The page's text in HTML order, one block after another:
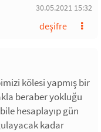
30.05.2021 15:32
deşifre
kölesi yapmış bir
beraber yokluğu
hesaplayıp gün
kadar